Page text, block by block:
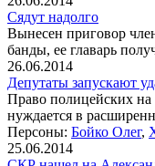
Сядут надолго
Вынесен приговор
банды, ее главарь
26.06.2014
Депутаты запускают
Право полицейских на
нуждается в
Персоны: Бойко Олег,
25.06.2014